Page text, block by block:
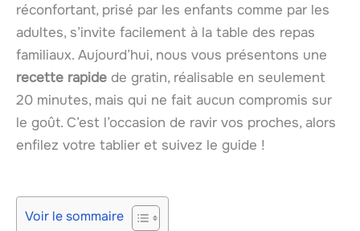
réconfortant, prisé par les enfants comme par les
adultes, s’invite facilement à la table des repas
familiaux. Aujourd’hui, nous vous présentons une
recette rapide de gratin, réalisable en seulement
20 minutes, mais qui ne fait aucun compromis sur
le goût. C’est l’occasion de ravir vos proches, alors
enfilez votre tablier et suivez le guide !
Voir le sommaire